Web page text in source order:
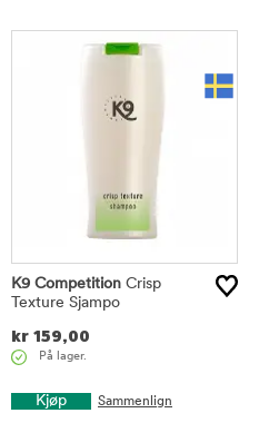
K9 Competition Crisp
Texture Sjampo
kr 159,00
På lager.
Kjøp Sammenlign